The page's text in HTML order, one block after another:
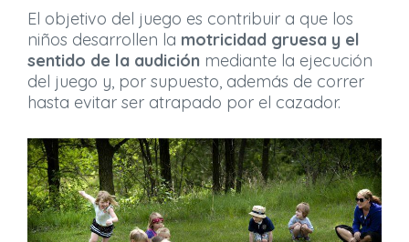
El objetivo del juego es contribuir a que los
niños desarrollen la motricidad gruesa y el
sentido de la audición mediante la ejecución
del juego y, por supuesto, además de correr
hasta evitar ser atrapado por el cazador.